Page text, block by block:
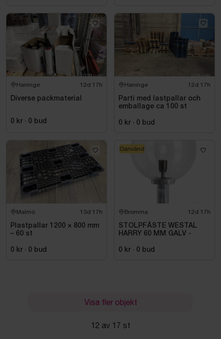
Haninge 12d 17h
Diverse packmaterial
0 kr · 0 bud
Haninge 12d 17h
Parti med lastpallar och
emballage ca 100 st
0 kr · 0 bud
Malmö 13d 17h
Plastpallar 1200 × 800 mm
– 60 st
0 kr · 0 bud
Bromma 12d 17h
STOLPFÄSTE WESTAL
HARRY 60 MM GALV -
0 kr · 0 bud
Oanvänd
Visa fler objekt
12 av 17 st